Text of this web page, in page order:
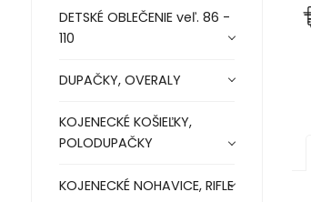
DETSKÉ OBLEČENIE veľ. 86 -
110
DUPAČKY, OVERALY
KOJENECKÉ KOŠIEĽKY,
POLODUPAČKY
KOJENECKÉ NOHAVICE, RIFLE